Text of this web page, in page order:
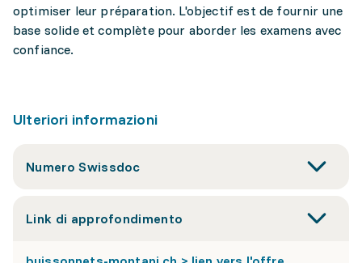
optimiser leur préparation. L'objectif est de fournir une
base solide et complète pour aborder les examens avec
confiance.
Ulteriori informazioni
Numero Swissdoc
Link di approfondimento